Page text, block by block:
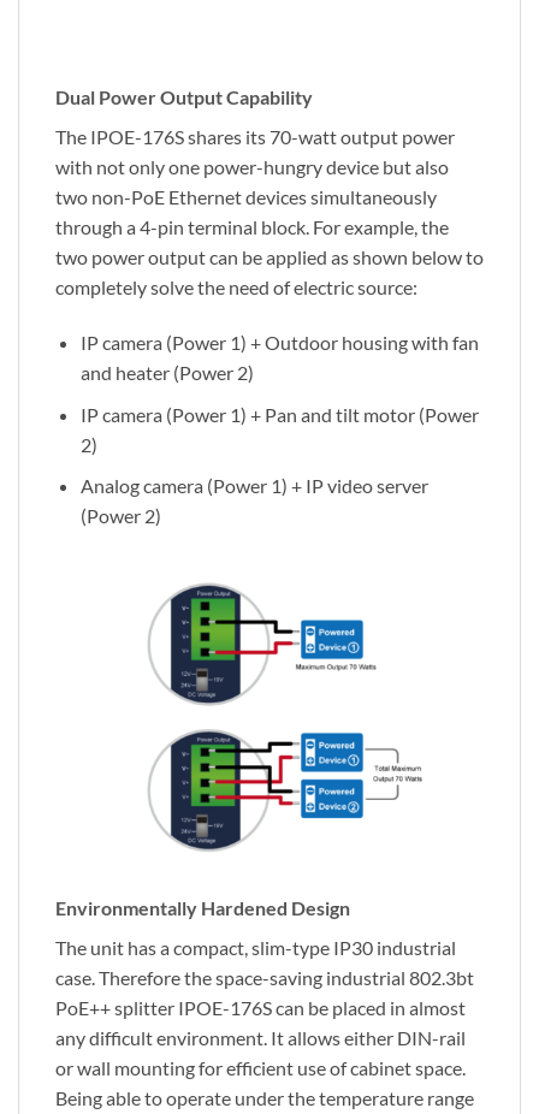
Dual Power Output Capability
The IPOE-176S shares its 70-watt output power
with not only one power-hungry device but also
two non-PoE Ethernet devices simultaneously
through a 4-pin terminal block. For example, the
two power output can be applied as shown below to
completely solve the need of electric source:
IP camera (Power 1) + Outdoor housing with fan
and heater (Power 2)
IP camera (Power 1) + Pan and tilt motor (Power
2)
Analog camera (Power 1) + IP video server
(Power 2)
Environmentally Hardened Design
The unit has a compact, slim-type IP30 industrial
case. Therefore the space-saving industrial 802.3bt
PoE++ splitter IPOE-176S can be placed in almost
any difficult environment. It allows either DIN-rail
or wall mounting for efficient use of cabinet space.
Being able to operate under the temperature range